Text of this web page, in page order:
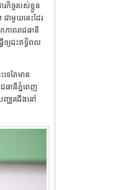
កិច្ច​របស់​ខ្លួន​
ជាមួយនេះដែរ
ាព​រាជធានី​
ឲ្យ​ជះ​ឥទ្ធិពល​
េតែមាន​
ធានី​ភ្នំពេញ
ញ្ឈរជើងនៅ